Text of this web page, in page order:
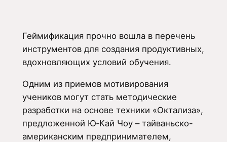
Геймификация прочно вошла в перечень
инструментов для создания продуктивных,
вдохновляющих условий обучения.
Одним из приемов мотивирования
учеников могут стать методические
разработки на основе техники «Октализа»,
предложенной Ю‑Кай Чоу – тайваньско-
американским предпринимателем,